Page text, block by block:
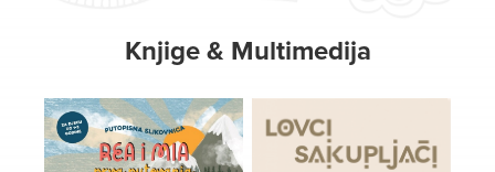
Knjige & Multimedija